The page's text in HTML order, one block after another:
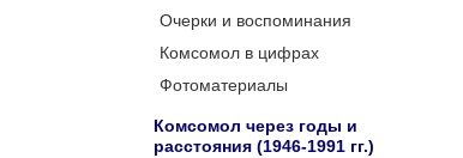
Очерки и воспоминания
Комсомол в цифрах
Фотоматериалы
Комсомол через годы и
расстояния (1946-1991 гг.)